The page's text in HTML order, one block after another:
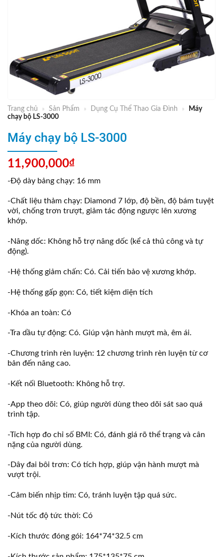
Trang chủ » Sản Phẩm » Dụng Cụ Thể Thao Gia Đình »
Máy
chạy bộ LS-3000
Máy chạy bộ LS-3000
11,900,000₫
-Độ dày bảng chạy: 16 mm
-Chất liệu thảm chạy: Diamond 7 lớp, độ bền, độ bám tuyệt
vời, chống trơn trượt, giảm tác động ngược lên xương
khớp.
-Nâng dốc: Không hỗ trợ nâng dốc (kể cả thủ công và tự
động).
-Hệ thống giảm chấn: Có. Cải tiến bảo vệ xương khớp.
-Hệ thống gấp gọn: Có, tiết kiệm diện tích
-Khóa an toàn: Có
-Tra dầu tự động: Có. Giúp vận hành mượt mà, êm ái.
-Chương trình rèn luyện: 12 chương trình rèn luyện từ cơ
bản đến nâng cao.
-Kết nối Bluetooth: Không hỗ trợ.
-App theo dõi: Có, giúp người dùng theo dõi sát sao quá
trình tập.
-Tích hợp đo chỉ số BMI: Có, đánh giá rõ thể trạng và cân
nặng của người dùng.
-Dây đai bôi trơn: Có tích hợp, giúp vận hành mượt mà
vượt trội.
-Cảm biến nhịp tim: Có, tránh luyện tập quá sức.
-Nút tốc độ tức thời: Có
-Kích thước đóng gói: 164*74*32.5 cm